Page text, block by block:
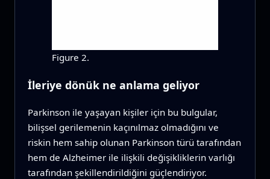
Figure 2.
İleriye dönük ne anlama geliyor
Parkinson ile yaşayan kişiler için bu bulgular,
bilişsel gerilemenin kaçınılmaz olmadığını ve
riskin hem sahip olunan Parkinson türü tarafından
hem de Alzheimer ile ilişkili değişikliklerin varlığı
tarafından şekillendirildiğini güçlendiriyor.